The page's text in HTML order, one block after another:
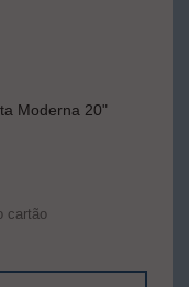
Moderna 20"
cartão